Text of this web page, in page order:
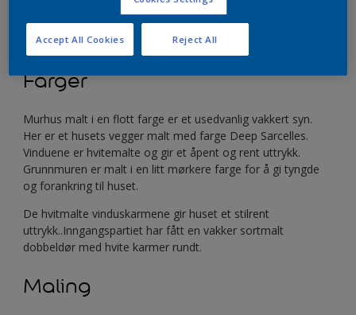
Farger
Murhus malt i en flott farge er et usedvanlig vakkert syn.
Her er et husets vegger malt med farge Deep Sarcelles.
Vinduene er hvitemalte og gir et åpent og rent uttrykk.
Grunnmuren er malt i en litt mørkere farge for å gi tyngde
og forankring til huset.
De hvitmalte vinduskarmene gir huset et stilrent
uttrykk..Inngangspartiet har fått en vakker sortmalt
dobbeldør med hvite karmer rundt.
Maling
Reject All
Accept All Cookies